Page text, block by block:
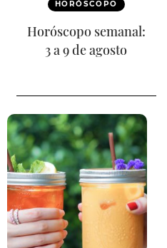
HORÓSCOPO
Horóscopo semanal:
3 a 9 de agosto